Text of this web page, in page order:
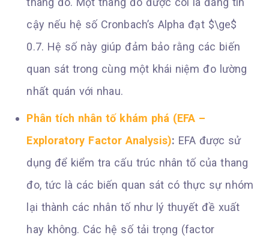
cậy nếu hệ số Cronbach’s Alpha đạt $\ge$
0.7. Hệ số này giúp đảm bảo rằng các biến
quan sát trong cùng một khái niệm đo lường
nhất quán với nhau.
Phân tích nhân tố khám phá (EFA –
Exploratory Factor Analysis): EFA được sử
dụng để kiểm tra cấu trúc nhân tố của thang
đo, tức là các biến quan sát có thực sự nhóm
lại thành các nhân tố như lý thuyết đề xuất
hay không. Các hệ số tải trọng (factor